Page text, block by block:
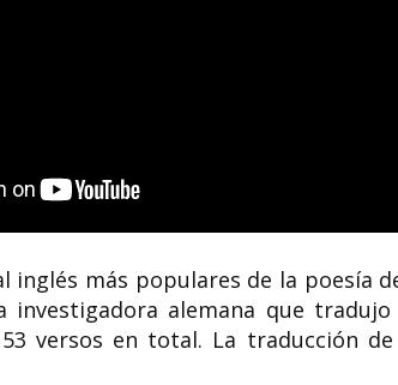
inglés más populares de la poesía
investigadora alemana que
versos en total. La traducción